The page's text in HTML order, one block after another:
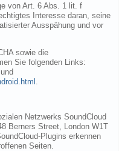
von Art. 6 Abs. 1 lit. f
Interesse daran, seine
Ausspähung und vor
sowie die
Sie folgenden Links:
und
Netzwerks SoundCloud
Berners Street, London W1T
Plugins erkennen
Seiten.